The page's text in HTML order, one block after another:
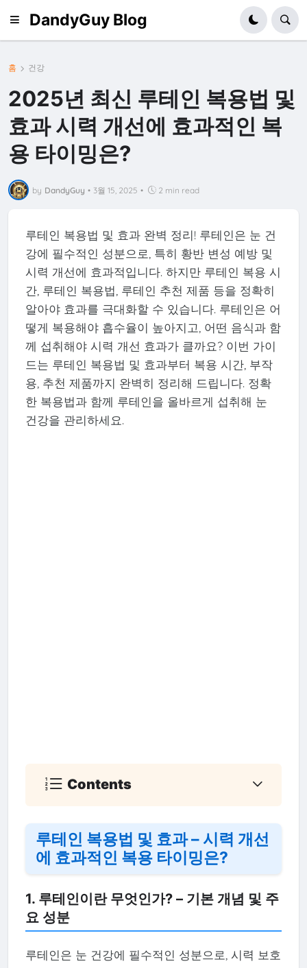
DandyGuy Blog
홈 건강
2025년 최신 루테인 복용법 및
효과 시력 개선에 효과적인 복
용 타이밍은?
by DandyGuy • 3월 15, 2025 • 2 min read
루테인 복용법 및 효과 완벽 정리! 루테인은 눈 건
강에 필수적인 성분으로, 특히 황반 변성 예방 및
시력 개선에 효과적입니다. 하지만 루테인 복용 시
간, 루테인 복용법, 루테인 추천 제품 등을 정확히
알아야 효과를 극대화할 수 있습니다. 루테인은 어
떻게 복용해야 흡수율이 높아지고, 어떤 음식과 함
께 섭취해야 시력 개선 효과가 클까요? 이번 가이
드는 루테인 복용법 및 효과부터 복용 시간, 부작
용, 추천 제품까지 완벽히 정리해 드립니다. 정확
한 복용법과 함께 루테인을 올바르게 섭취해 눈
건강을 관리하세요.
Contents
루테인 복용법 및 효과 – 시력 개선
에 효과적인 복용 타이밍은?
1. 루테인이란 무엇인가? – 기본 개념 및 주
요 성분
루테인은 눈 건강에 필수적인 성분으로, 시력 보호